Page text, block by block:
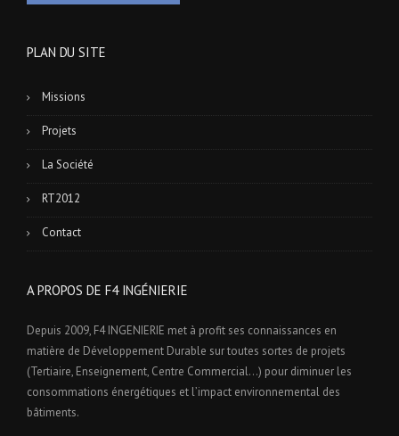
PLAN DU SITE
Missions
Projets
La Société
RT2012
Contact
A PROPOS DE F4 INGÉNIERIE
Depuis 2009, F4 INGENIERIE met à profit ses connaissances en
matière de Développement Durable sur toutes sortes de projets
(Tertiaire, Enseignement, Centre Commercial…) pour diminuer les
consommations énergétiques et l’impact environnemental des
bâtiments.